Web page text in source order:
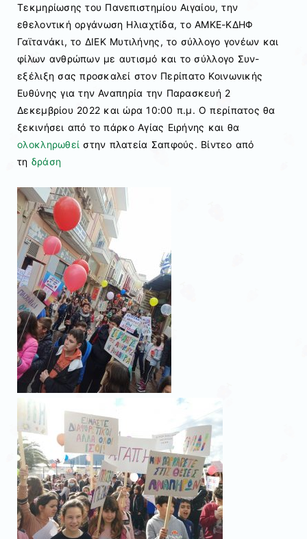
Τεκμηρίωσης του Πανεπιστημίου Αιγαίου, την
εθελοντική οργάνωση Ηλιαχτίδα, το ΑΜΚΕ-ΚΔΗΦ
Γαϊτανάκι, το ΔΙΕΚ Μυτιλήνης, το σύλλογο γονέων και
φίλων ανθρώπων με αυτισμό και το σύλλογο Συν-
εξέλιξη σας προσκαλεί στον Περίπατο Κοινωνικής
Ευθύνης για την Αναπηρία την Παρασκευή 2
Δεκεμβρίου 2022 και ώρα 10:00 π.μ. Ο περίπατος θα
ξεκινήσει από το πάρκο Αγίας Ειρήνης και θα
ολοκληρωθεί στην πλατεία Σαπφούς. Βίντεο από
τη δράση